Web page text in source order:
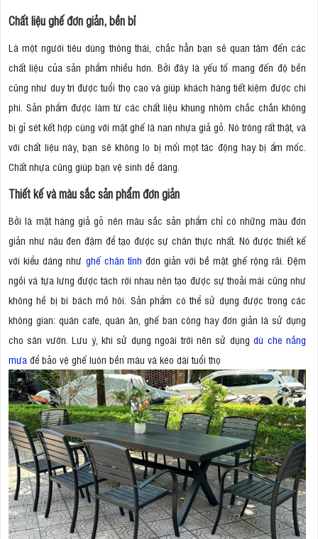
Chất liệu ghế đơn giản, bền bỉ
Là một người tiêu dùng thông thái, chắc hẳn bạn sẽ quan tâm đến các
chất liệu của sản phẩm nhiều hơn. Bởi đây là yếu tố mang đến độ bền
cũng như duy trì được tuổi thọ cao và giúp khách hàng tiết kiệm được chi
phí. Sản phẩm được làm từ các chất liệu khung nhôm chắc chắn không
bị gỉ sét kết hợp cùng với mặt ghế là nan nhựa giả gỗ. Nó trông rất thật, và
với chất liệu này, bạn sẽ không lo bị mối mọt tác động hay bị ẩm mốc.
Chất nhựa cũng giúp bạn vệ sinh dễ dàng.
Thiết kế và màu sắc sản phẩm đơn giản
Bởi là mặt hàng giả gỗ nên màu sắc sản phẩm chỉ có những màu đơn
giản như nâu đen đậm để tạo được sự chân thực nhất. Nó được thiết kế
với kiểu dáng như ghế chân tĩnh đơn giản với bề mặt ghế rộng rãi. Đệm
ngồi và tựa lưng được tách rời nhau nên tạo được sự thoải mái cũng như
không hề bị bí bách mồ hôi. Sản phẩm có thể sử dụng được trong các
không gian: quán cafe, quán ăn, ghế ban công hay đơn giản là sử dụng
cho sân vườn. Lưu ý, khi sử dụng ngoài trời nên sử dụngdù che nắng
mưa để bảo vệ ghế luôn bền màu và kéo dài tuổi thọ